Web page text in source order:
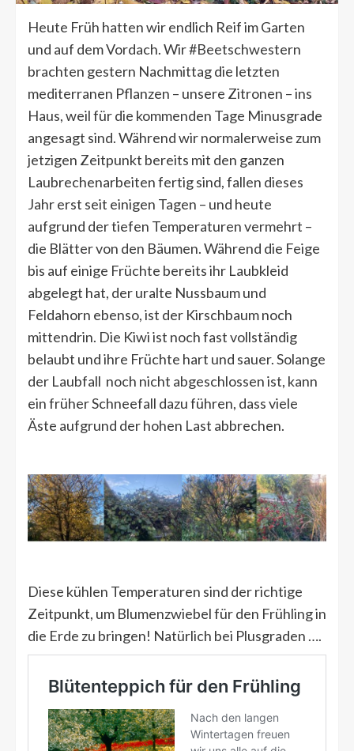
Heute Früh hatten wir endlich Reif im Garten
und auf dem Vordach. Wir #Beetschwestern
brachten gestern Nachmittag die letzten
mediterranen Pflanzen – unsere Zitronen – ins
Haus, weil für die kommenden Tage Minusgrade
angesagt sind. Während wir normalerweise zum
jetzigen Zeitpunkt bereits mit den ganzen
Laubrechenarbeiten fertig sind, fallen dieses
Jahr erst seit einigen Tagen – und heute
aufgrund der tiefen Temperaturen vermehrt –
die Blätter von den Bäumen. Während die Feige
bis auf einige Früchte bereits ihr Laubkleid
abgelegt hat, der uralte Nussbaum und
Feldahorn ebenso, ist der Kirschbaum noch
mittendrin. Die Kiwi ist noch fast vollständig
belaubt und ihre Früchte hart und sauer. Solange
der Laubfall noch nicht abgeschlossen ist, kann
ein früher Schneefall dazu führen, dass viele
Äste aufgrund der hohen Last abbrechen.
Diese kühlen Temperaturen sind der richtige
Zeitpunkt, um Blumenzwiebel für den Frühling in
die Erde zu bringen! Natürlich bei Plusgraden ….